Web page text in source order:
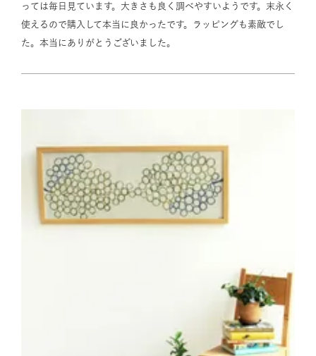
っては毎日見ています。大きさも良く調べやすいようです。末永く
使えるので購入して本当に良かったです。ラッピングも素敵でし
た。本当にありがとうございました。